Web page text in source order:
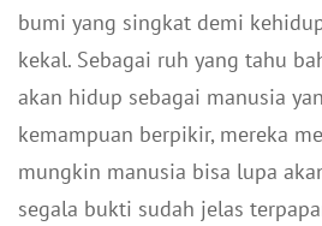
bumi yang singkat demi
kekal. Sebagai ruh yang tahu
akan hidup sebagai manusia
kemampuan berpikir, mereka
mungkin manusia bisa lupa
segala bukti sudah jelas